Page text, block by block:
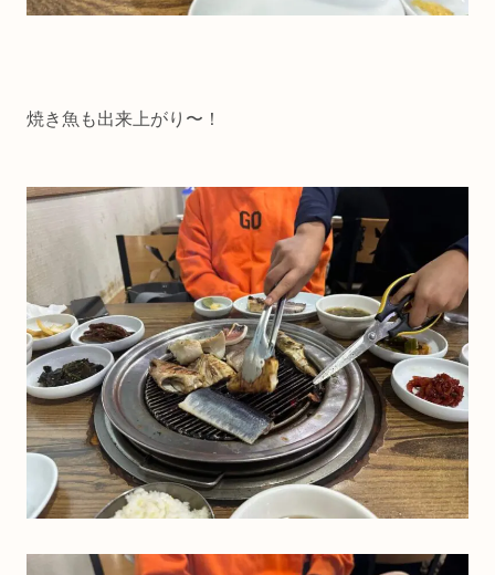
焼き魚も出来上がり〜！